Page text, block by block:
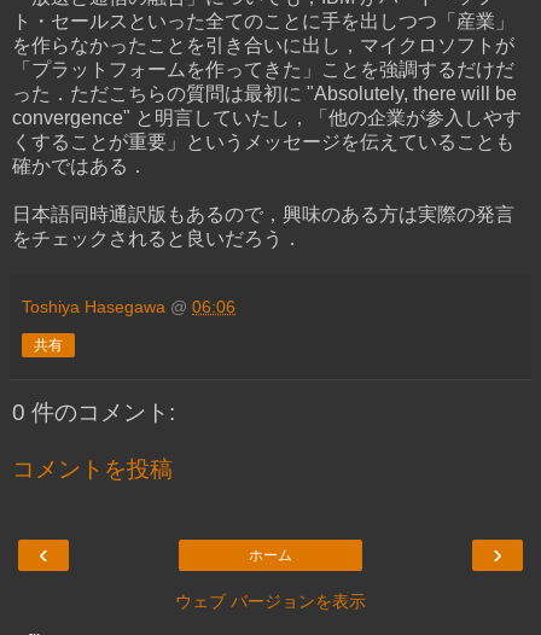
ト・セールスといった全てのことに手を出しつつ「産業」
を作らなかったことを引き合いに出し，マイクロソフトが
「プラットフォームを作ってきた」ことを強調するだけだ
った．ただこちらの質問は最初に "Absolutely, there will be
convergence" と明言していたし，「他の企業が参入しやす
くすることが重要」というメッセージを伝えていることも
確かではある．
日本語同時通訳版もあるので，興味のある方は実際の発言
をチェックされると良いだろう．
Toshiya Hasegawa @ 06:06
共有
0 件のコメント:
コメントを投稿
‹ ›
ホーム
ウェブ バージョンを表示